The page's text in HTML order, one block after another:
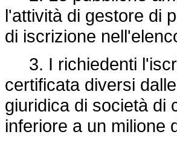
l'attività di gestore di
di iscrizione
3. I richiedenti
certificata diversi
giuridica di società di
inferiore a un milione